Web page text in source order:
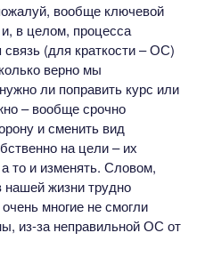
вообще ключевой
в целом, процесса
(для краткости – ОС)
верно мы
ли поправить курс или
– вообще срочно
и сменить вид
на цели – их
то и изменять. Словом,
нашей жизни трудно
многие не смогли
из-за неправильной ОС от